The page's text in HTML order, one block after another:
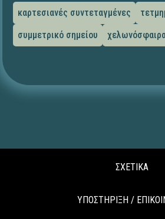
καρτεσιανές συντεταγμένες
συμμετρικό σημείου
ΣΧΕΤΙΚΑ
ΥΠΟΣΤΗΡΙΞΗ /